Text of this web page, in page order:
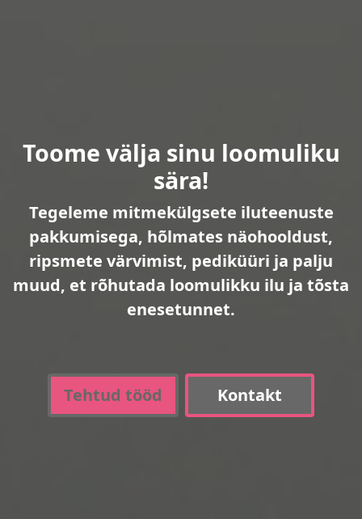
Toome välja sinu loomuliku
sära!
Tegeleme mitmekülgsete iluteenuste
pakkumisega, hõlmates näohooldust,
ripsmete värvimist, pediküüri ja palju
muud, et rõhutada loomulikku ilu ja tõsta
enesetunnet.
Tehtud tööd Kontakt